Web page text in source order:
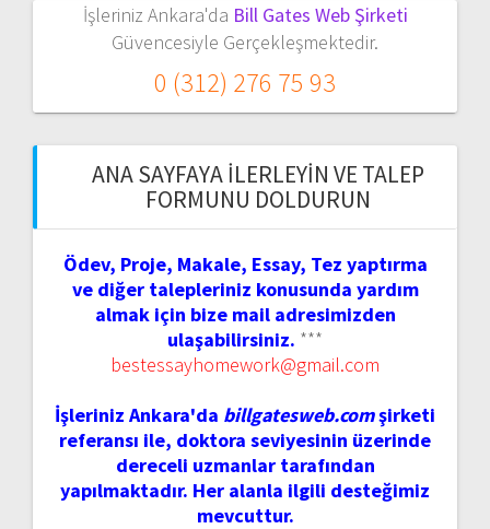
İşleriniz Ankara'da Bill Gates Web Şirketi
Güvencesiyle Gerçekleşmektedir.
0 (312) 276 75 93
ANA SAYFAYA İLERLEYIN VE TALEP
FORMUNU DOLDURUN
Ödev, Proje, Makale, Essay, Tez yaptırma
ve diğer talepleriniz konusunda yardım
almak için bize mail adresimizden
ulaşabilirsiniz. ***
bestessayhomework@gmail.com
İşleriniz Ankara'da billgatesweb.comşirketi
referansı ile, doktora seviyesinin üzerinde
dereceli uzmanlar tarafından
yapılmaktadır. Her alanla ilgili desteğimiz
mevcuttur.